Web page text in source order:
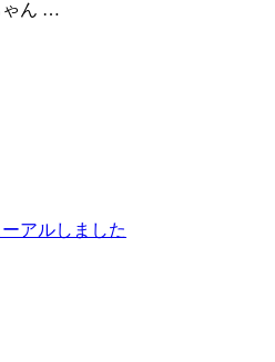
ゃん …
アルしました